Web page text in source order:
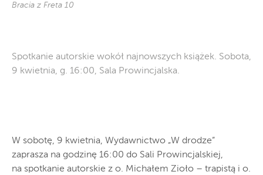
Bracia z Freta 10
Spotkanie autorskie wokół najnowszych książek. Sobota,
9 kwietnia, g. 16:00, Sala Prowincjalska.
W sobotę, 9 kwietnia, Wydawnictwo „W drodze”
zaprasza na godzinę 16:00 do Sali Prowincjalskiej,
na spotkanie autorskie z o. Michałem Zioło – trapistą i o.